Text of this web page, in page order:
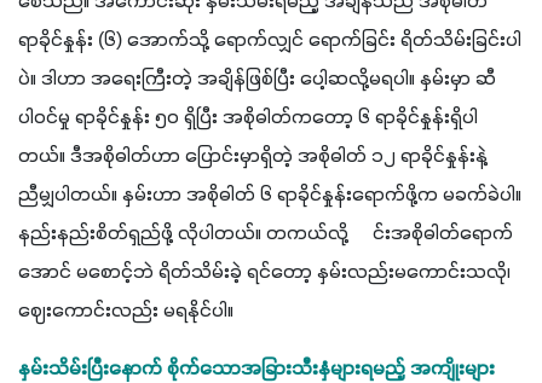
ရာခိုင်နှုန်း (၆) အောက်သို့ ရောက်လျှင် ရောက်ခြင်း ရိတ်သိမ်းခြင်းပါ
ပဲ။ ဒါဟာ အရေးကြီးတဲ့ အချိန်ဖြစ်ပြီး ပေါ့ဆလို့မရပါ။ နှမ်းမှာ ဆီ
ပါဝင်မှု ရာခိုင်နှုန်း ၅၀ ရှိပြီး အစိုဓါတ်ကတော့ ၆ ရာခိုင်နှုန်းရှိပါ
တယ်။ ဒီအစိုဓါတ်ဟာ ပြောင်းမှာရှိတဲ့ အစိုဓါတ် ၁၂ ရာခိုင်နှုန်းနဲ့
ညီမျှပါတယ်။ နှမ်းဟာ အစိုဓါတ် ၆ ရာခိုင်နှုန်းရောက်ဖို့က မခက်ခဲပါ။
နည်းနည်းစိတ်ရှည်ဖို့ လိုပါတယ်။ တကယ်လို့ ゞင်းအစိုဓါတ်ရောက်
အောင် မစောင့်ဘဲ ရိတ်သိမ်းခဲ့ ရင်တော့ နှမ်းလည်းမကောင်းသလို၊
ဈေးကောင်းလည်း မရနိုင်ပါ။
နှမ်းသိမ်းပြီးနောက် စိုက်သောအခြားသီးနှံများရမည့် အကျိုးများ